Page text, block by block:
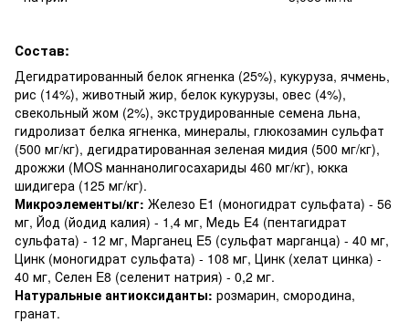
Состав:
Дегидратированный белок ягненка (25%), кукуруза, ячмень,
рис (14%), животный жир, белок кукурузы, овес (4%),
свекольный жом (2%), экструдированные семена льна,
гидролизат белка ягненка, минералы, глюкозамин сульфат
(500 мг/кг), дегидратированная зеленая мидия (500 мг/кг),
дрожжи (MOS маннанолигосахариды 460 мг/кг), юкка
шидигера (125 мг/кг).
Микроэлементы/кг: Железо E1 (моногидрат сульфата) - 56
мг, Йод (йодид калия) - 1,4 мг, Медь E4 (пентагидрат
сульфата) - 12 мг, Марганец E5 (сульфат марганца) - 40 мг,
Цинк (моногидрат сульфата) - 108 мг, Цинк (хелат цинка) -
40 мг, Селен E8 (селенит натрия) - 0,2 мг.
Натуральные антиоксиданты: розмарин, смородина,
гранат.